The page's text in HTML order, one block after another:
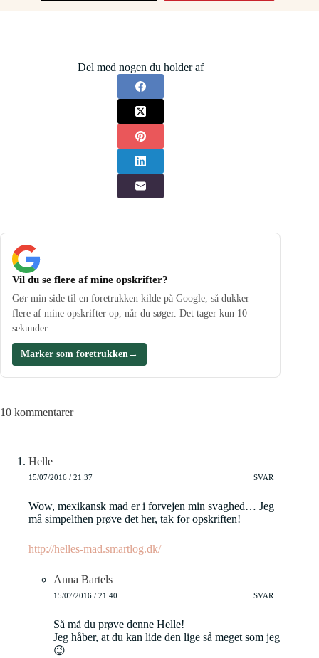
Del med nogen du holder af
Vil du se flere af mine opskrifter?
Gør min side til en foretrukken kilde på Google, så dukker
flere af mine opskrifter op, når du søger. Det tager kun 10
sekunder.
Marker som foretrukken→
10 kommentarer
Helle
15/07/2016 / 21:37 SVAR
Wow, mexikansk mad er i forvejen min svaghed… Jeg
må simpelthen prøve det her, tak for opskriften!
http://helles-mad.smartlog.dk/
Anna Bartels
15/07/2016 / 21:40 SVAR
Så må du prøve denne Helle!
Jeg håber, at du kan lide den lige så meget som jeg
😉